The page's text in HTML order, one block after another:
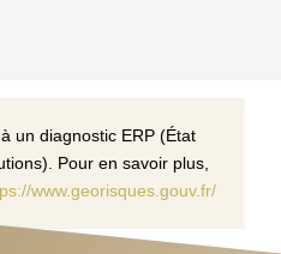
un diagnostic ERP (État
Pour en savoir plus,
www.georisques.gouv.fr/